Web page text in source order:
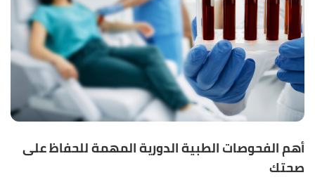
أهم الفحوصات الطبية الدورية المهمة للحفاظ على
صحتك